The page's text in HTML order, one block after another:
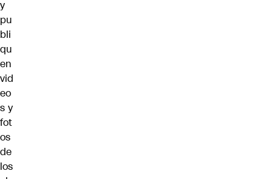
y
pu
bli
qu
en
vid
eo
s y
fot
os
de
los